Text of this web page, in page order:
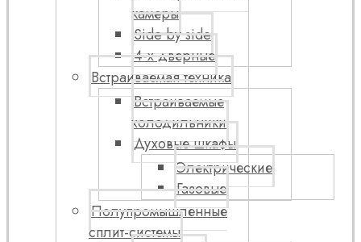
камеры
Side by side
4-х дверные
Встраиваемая техника
Встраиваемые
холодильники
Духовые шкафы
Электрические
Газовые
Полупромышленные
сплит-системы